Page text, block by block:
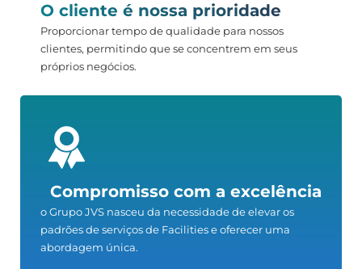
O cliente é nossa prioridade
Proporcionar tempo de qualidade para nossos
clientes, permitindo que se concentrem em seus
próprios negócios.
Compromisso com a excelência
o Grupo JVS nasceu da necessidade de elevar os
padrões de serviços de Facilities e oferecer uma
abordagem única.